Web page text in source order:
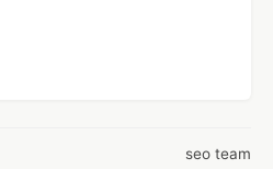
seo team